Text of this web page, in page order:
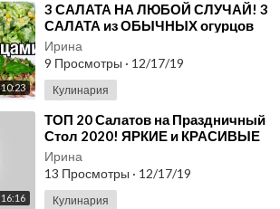
⁣3 САЛАТА НА ЛЮБОЙ СЛУЧАЙ! 3
САЛАТА из ОБЫЧНЫХ огурцов
ПОНРАВЯТСЯ ВСЕМ ГОСТЯМ
Люда Изи Кук Салаты
Ирина
9 Просмотры · 12/17/19
Кулинария
⁣ТОП 20 Салатов на Праздничный
Стол 2020! ЯРКИЕ и КРАСИВЫЕ
на любой ВКУС!!!
Ирина
13 Просмотры · 12/17/19
Кулинария